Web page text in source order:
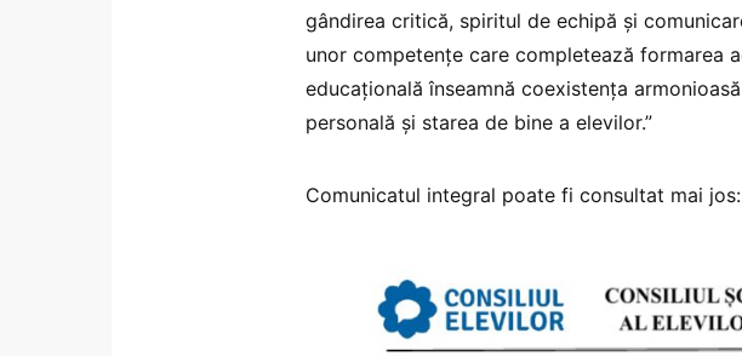
gândirea critică, spiritul de echipă și
unor competențe care completează formarea
educațională înseamnă coexistența
personală și starea de bine a elevilor.”
Comunicatul integral poate fi consultat mai jos: